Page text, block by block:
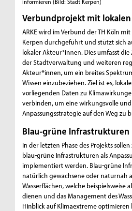
Verbundprojekt mit
ARKE wird im Verbund der TH Köln
Kerpen durchgeführt und stützt sich
lokaler Akteur*innen. Dies umfasst
der Stadtverwaltung und weiteren
Akteur*innen, um ein breites
Wissen einzubeziehen. Ziel ist es,
vorliegenden Daten zu
verbinden, um eine wirkungsvolle
Anpassungsstrategie auf den Weg zu
Blau-grüne Infrastrukturen
In der letzten Phase des Projekts
blau-grüne Infrastrukturen als
implementiert werden. Blau-grüne
natürlich gewachsene oder naturnah
Wasserflächen, welche beispielsweise
dienen und das Management des
Hinblick auf Klimaextreme optimieren